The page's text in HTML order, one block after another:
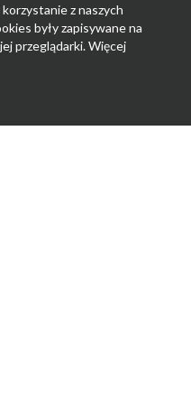
z naszych
były zapisywane na
przeglądarki. Więcej